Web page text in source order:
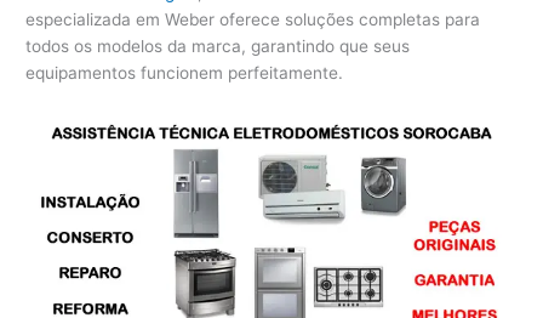
especializada em Weber oferece soluções completas para
todos os modelos da marca, garantindo que seus
equipamentos funcionem perfeitamente.